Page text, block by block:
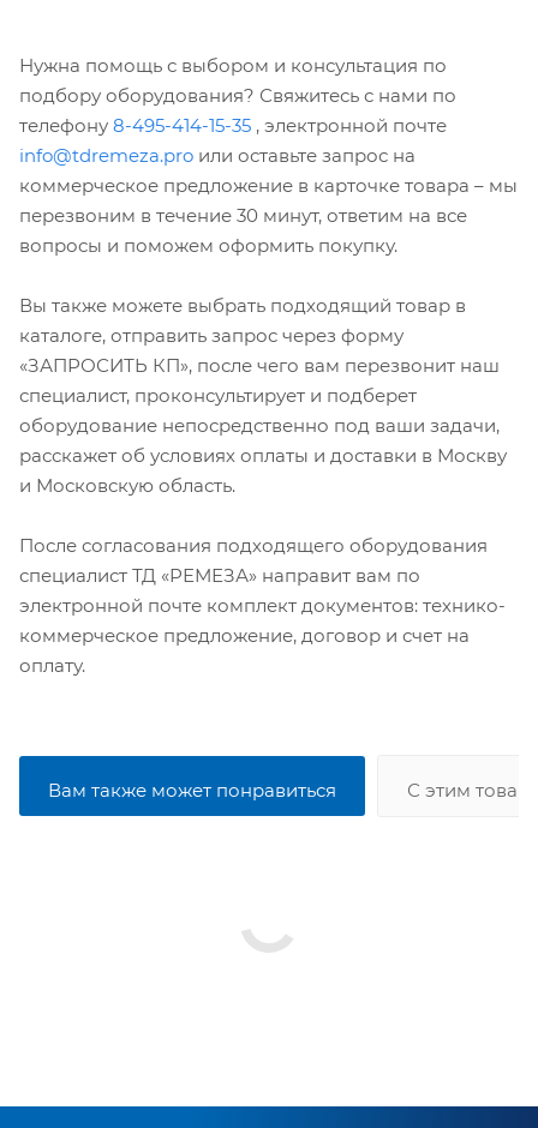
Нужна помощь с выбором и консультация по
подбору оборудования? Свяжитесь с нами по
телефону 8-495-414-15-35 , электронной почте
info@tdremeza.pro или оставьте запрос на
коммерческое предложение в карточке товара – мы
перезвоним в течение 30 минут, ответим на все
вопросы и поможем оформить покупку.
Вы также можете выбрать подходящий товар в
каталоге, отправить запрос через форму
«ЗАПРОСИТЬ КП», после чего вам перезвонит наш
специалист, проконсультирует и подберет
оборудование непосредственно под ваши задачи,
расскажет об условиях оплаты и доставки в Москву
и Московскую область.
После согласования подходящего оборудования
специалист ТД «РЕМЕЗА» направит вам по
электронной почте комплект документов: технико-
коммерческое предложение, договор и счет на
оплату.
Вам также может понравиться С этим